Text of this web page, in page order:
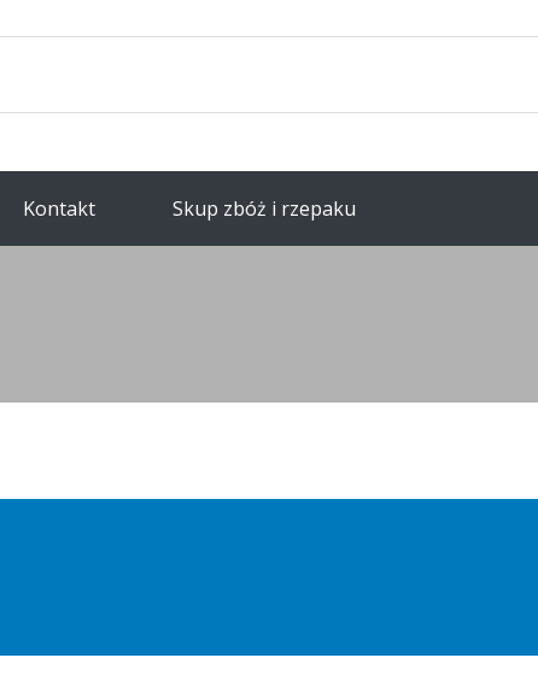
Kontakt Skup zbóż i rzepaku